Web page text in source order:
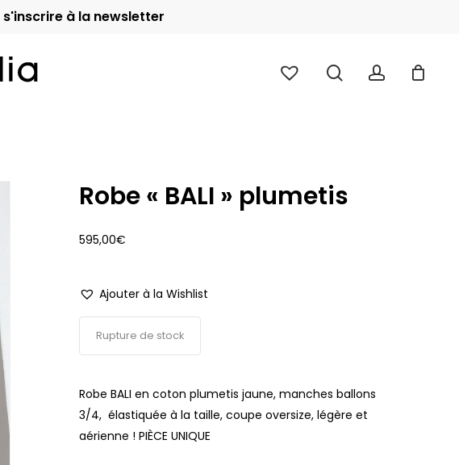
s'inscrire à la newsletter
searchaccount
Robe « BALI » plumetis
595,00€
Ajouter à la Wishlist
Rupture de stock
Robe BALI en coton plumetis jaune, manches ballons
3/4, élastiquée à la taille, coupe oversize, légère et
aérienne ! PIÈCE UNIQUE